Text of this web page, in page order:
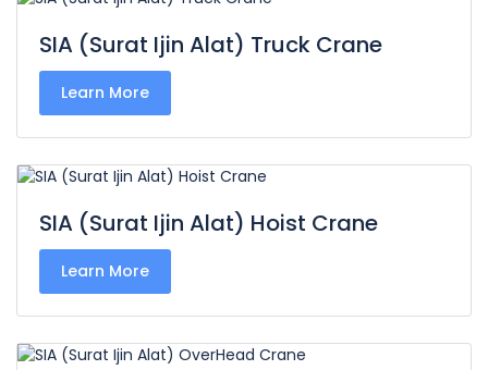
SIA (Surat Ijin Alat) Truck Crane
Learn More
SIA (Surat Ijin Alat) Hoist Crane
Learn More